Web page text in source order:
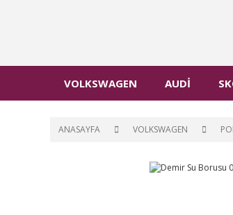
VOLKSWAGEN AUDİ
ANASAYFA VOLKSWAGEN